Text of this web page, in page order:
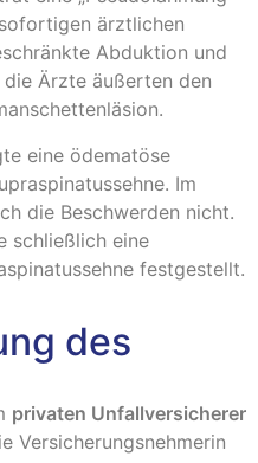
ärztlichen
Abduktion und
Ärzte äußerten den
eine ödematöse
Im
die Beschwerden nicht.
schließlich eine
festgestellt.
des
privaten Unfallversicherer
Versicherungsnehmerin